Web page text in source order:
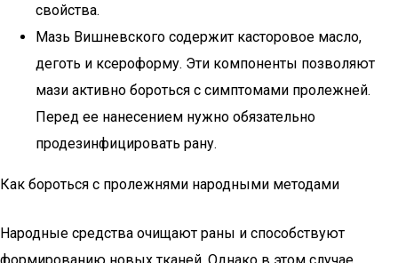
свойства.
Мазь Вишневского содержит касторовое масло,
деготь и ксероформу. Эти компоненты позволяют
мази активно бороться с симптомами пролежней.
Перед ее нанесением нужно обязательно
продезинфицировать рану.
Как бороться с пролежнями народными методами
Народные средства очищают раны и способствуют